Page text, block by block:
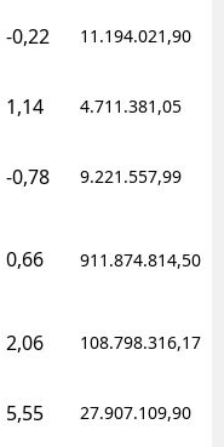
-0,22 11.194.021,90
1,14 4.711.381,05
-0,78 9.221.557,99
0,66 911.874.814,50
2,06 108.798.316,17
5,55 27.907.109,90